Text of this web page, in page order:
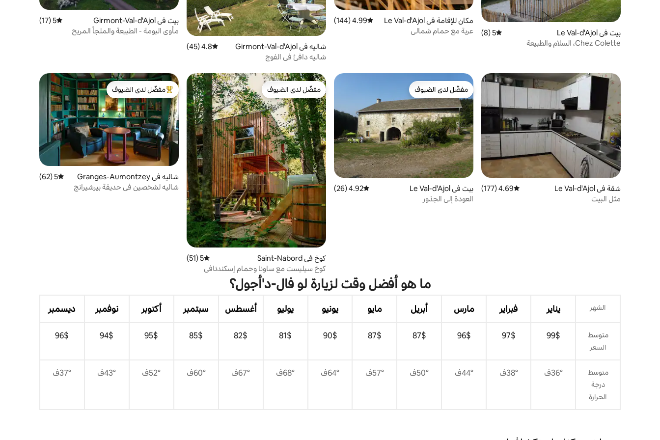
بيت في Le Val-d'Ajol متوسط التقييم 5 من 5، 8 مراجعات
5 (8)
Chez Colette، السلام والطبيعة
مكان للإقامة في Le Val-d'Ajol متوسط التقييم 4.99 من 5، 144 مراجعات
4.99 (144)
عربة مع حمام شمالي
شاليه في Girmont-Val-d'Ajol متوسط التقييم 4.8 من 5، 45 مراجعات
4.8 (45)
شاليه دافئ في الفوج
بيت في Girmont-Val-d'Ajol متوسط التقييم 5 من 5، 17 مراجعات
5 (17)
مأوى البومة - الطبيعة والملجأ المريح
شقة في Le Val-d'Ajol متوسط التقييم 4.69 من 5، 177 مراجعات
4.69 (177)
مثل البيت
مفضّل لدى الضيوف
مفضّل لدى الضيوف
بيت في Le Val-d'Ajol متوسط التقييم 4.92 من 5، 26 مراجعات
4.92 (26)
العودة إلى الجذور
مفضّل لدى الضيوف
مفضّل لدى الضيوف
كوخ في Saint-Nabord متوسط التقييم 5 من 5، 51 مراجعات
5 (51)
كوخ سيليست مع ساونا وحمام إسكندنافي
من أبرز البيوت المفضّلة لدى الضيوف
مفضّل لدى الضيوف
شاليه في Granges-Aumontzey متوسط التقييم 5 من 5، 62 مراجعات
5 (62)
شاليه لشخصين في حديقة بيرشيرانج
ما هو أفضل وقت لزيارة لو فال-د'أجول؟
الشهر يناير فبراير مارس أبريل مايو يونيو يوليو أغسطس سبتمبر أكتوبر نوفمبر ديسمبر
متوسط
السعر
$‏99
$‏97
$‏96
$‏87
$‏87
$‏90
$‏81
$‏82
$‏85
$‏95
$‏94
$‏96
متوسط
درجة
الحرارة
36°ف 38°ف 44°ف 50°ف 57°ف 64°ف 68°ف 67°ف 60°ف 52°ف 43°ف 37°ف